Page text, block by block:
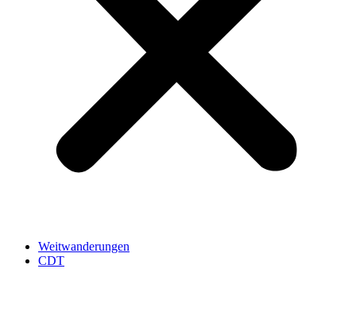
Weitwanderungen
CDT